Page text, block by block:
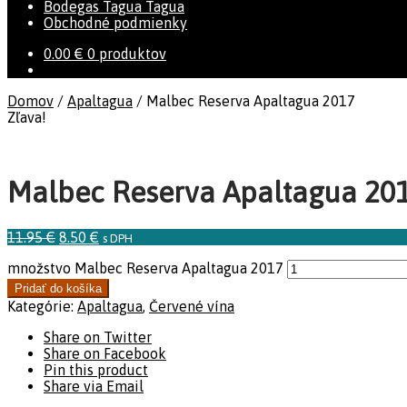
Bodegas Tagua Tagua
Obchodné podmienky
0.00 € 0 produktov
Domov / Apaltagua / Malbec Reserva Apaltagua 2017
Zľava!
Malbec Reserva Apaltagua
11.95€ 8.50 € s DPH
množstvo Malbec Reserva Apaltagua 2017
Pridať do košíka
Kategórie: Apaltagua, Červené vína
Share on Twitter
Share on Facebook
Pin this product
Share via Email